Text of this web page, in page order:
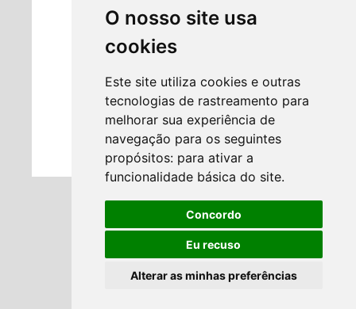
O nosso site usa
cookies
Este site utiliza cookies e outras
tecnologias de rastreamento para
melhorar sua experiência de
navegação para os seguintes
propósitos: para ativar a
funcionalidade básica do site.
Concordo
Eu recuso
Alterar as minhas preferências